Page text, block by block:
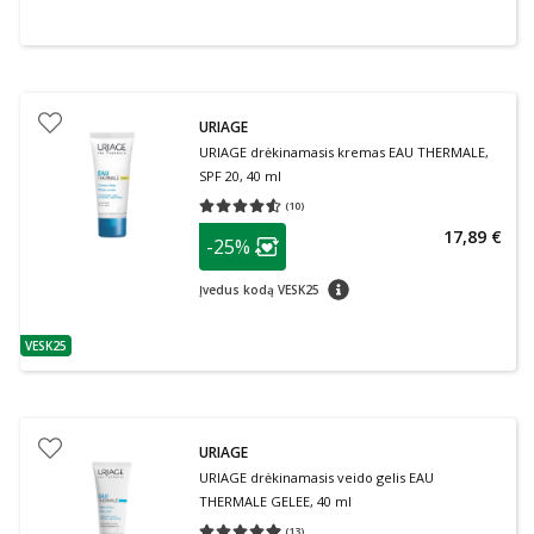
patarimas
VESK25
URIAGE
URIAGE drėkinamasis kremas EAU THERMALE,
SPF 20, 40 ml
(10)
Vidutinis įvertinimas 4.50
patarimas
Lojalumo klubo narių nuolaida
-25%
Įvedus kodą VESK25 patarimas
17,89 €
URIAGE
URIAGE drėkinamasis veido gelis EAU
THERMALE GELEE, 40 ml